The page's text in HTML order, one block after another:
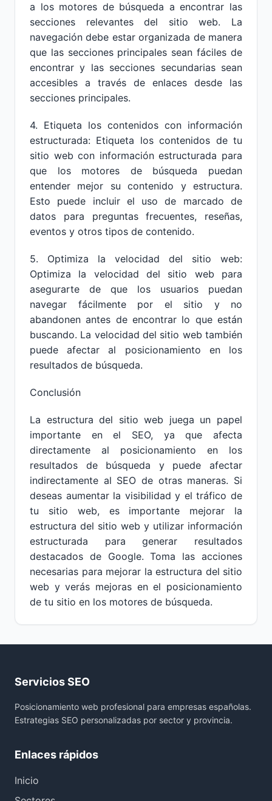
a los motores de búsqueda a encontrar las
secciones relevantes del sitio web. La
navegación debe estar organizada de manera
que las secciones principales sean fáciles de
encontrar y las secciones secundarias sean
accesibles a través de enlaces desde las
secciones principales.
4. Etiqueta los contenidos con información
estructurada: Etiqueta los contenidos de tu
sitio web con información estructurada para
que los motores de búsqueda puedan
entender mejor su contenido y estructura.
Esto puede incluir el uso de marcado de
datos para preguntas frecuentes, reseñas,
eventos y otros tipos de contenido.
5. Optimiza la velocidad del sitio web:
Optimiza la velocidad del sitio web para
asegurarte de que los usuarios puedan
navegar fácilmente por el sitio y no
abandonen antes de encontrar lo que están
buscando. La velocidad del sitio web también
puede afectar al posicionamiento en los
resultados de búsqueda.
Conclusión
La estructura del sitio web juega un papel
importante en el SEO, ya que afecta
directamente al posicionamiento en los
resultados de búsqueda y puede afectar
indirectamente al SEO de otras maneras. Si
deseas aumentar la visibilidad y el tráfico de
tu sitio web, es importante mejorar la
estructura del sitio web y utilizar información
estructurada para generar resultados
destacados de Google. Toma las acciones
necesarias para mejorar la estructura del sitio
web y verás mejoras en el posicionamiento
de tu sitio en los motores de búsqueda.
Servicios SEO
Posicionamiento web profesional para empresas españolas.
Estrategias SEO personalizadas por sector y provincia.
Enlaces rápidos
Inicio